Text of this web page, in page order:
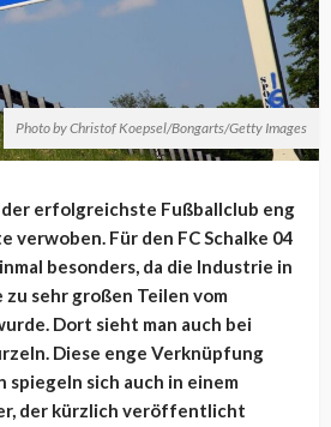
Photo by Christof Koepsel/Bongarts/Getty Images
erfolgreichste Fußballclub eng
verwoben. Für den FC Schalke 04
besonders, da die Industrie in
sehr großen Teilen vom
Dort sieht man auch bei
Diese enge Verknüpfung
spiegeln sich auch in einem
der kürzlich veröffentlicht